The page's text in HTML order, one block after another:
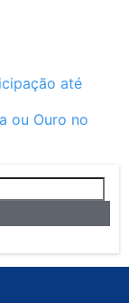
até
ou Ouro no